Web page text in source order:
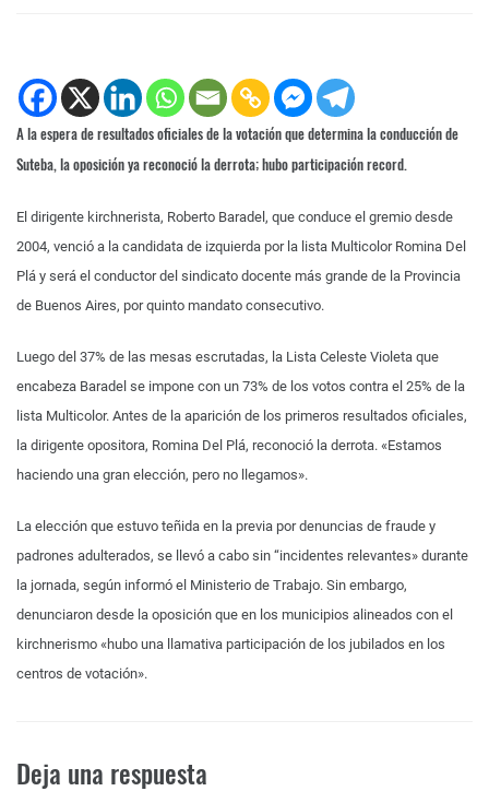
A la espera de resultados oficiales de la votación que determina la conducción de
Suteba, la oposición ya reconoció la derrota; hubo participación record.
El dirigente kirchnerista, Roberto Baradel, que conduce el gremio desde
2004, venció a la candidata de izquierda por la lista Multicolor Romina Del
Plá y será el conductor del sindicato docente más grande de la Provincia
de Buenos Aires, por quinto mandato consecutivo.
Luego del 37% de las mesas escrutadas, la Lista Celeste Violeta que
encabeza Baradel se impone con un 73% de los votos contra el 25% de la
lista Multicolor. Antes de la aparición de los primeros resultados oficiales,
la dirigente opositora, Romina Del Plá, reconoció la derrota. «Estamos
haciendo una gran elección, pero no llegamos».
La elección que estuvo teñida en la previa por denuncias de fraude y
padrones adulterados, se llevó a cabo sin “incidentes relevantes» durante
la jornada, según informó el Ministerio de Trabajo. Sin embargo,
denunciaron desde la oposición que en los municipios alineados con el
kirchnerismo «hubo una llamativa participación de los jubilados en los
centros de votación».
Deja una respuesta